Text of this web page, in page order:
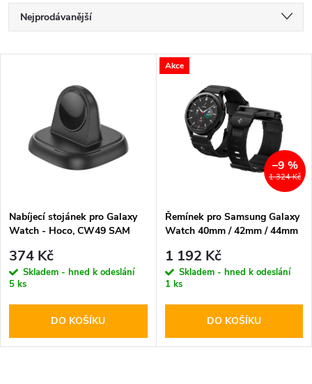
Ř
a
p
r
o
d
Nejprodávanější
Abecedně
s
p
r
o
d
Nabíjecí stojánek pro Galaxy
Watch - Hoco, CW49 SAM
374 Kč
Skladem - hned k odeslání
5 ks
DO KOŠÍKU
Akce
1 324 Kč
–9 %
Řemínek pro Samsung Galaxy
Watch 40mm / 42mm / 44mm
Spigen, Rugged Band Black
1 192 Kč
Skladem - hned k odeslání
1 ks
DO KOŠÍKU